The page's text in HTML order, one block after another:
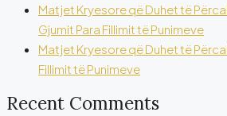
Matjet Kryesore që Duhet të
Gjumit Para Fillimit të Punimeve
Matjet Kryesore që Duhet të
Fillimit të Punimeve
Recent Comments